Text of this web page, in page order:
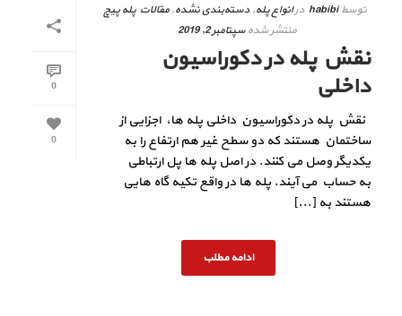
0
0
توسط habibi درانواع پله,دسته‌بندی نشده,مقالات پله پیچ
منتشر شده سپتامبر 2, 2019
نقش پله در دکوراسیون
داخلی
نقش پله در دکوراسیون داخلی پله ها، اجزایی از
ساختمان هستند که دو سطح غیر هم ارتفاع را به
یکدیگر وصل می کنند. در اصل پله ها پل ارتباطی
به حساب می آیند. پله ها در واقع تکیه گاه هایی
هستند به [...]
ادامه مطلب